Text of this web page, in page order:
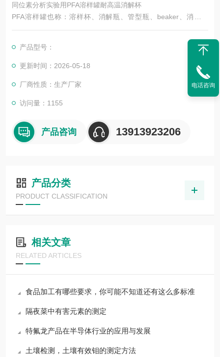
同位素分析实验用PFA溶样罐耐高温消解杯
PFA溶样罐也称：溶样杯、消解瓶、管型瓶、beaker、消解杯
等；用于地质地矿实验样品的消解和中低压溶样，配套ICP-MS/I
CP-OES分析等痕量分析实验。根据实验的要求有U底、平底、V
底设计。配套我公司的电热板使用，尤其是带孔的消解仪使用效
果好。
产品型号：
更新时间：2026-05-18
厂商性质：生产厂家
访问量：1155
产品咨询 13913923206
产品分类
PRODUCT CLASSIFICATION
相关文章
RELATED ARTICLES
食品加工有哪些要求，你可能不知道还有这么多标准
隔夜菜中有害元素的测定
特氟龙产品在半导体行业的应用与发展
土壤检测，土壤有效钼的测定方法
电话咨询